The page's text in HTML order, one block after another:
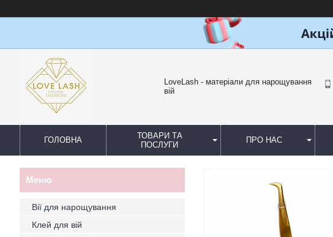
LoveLash - матеріали для нарощування
вій
ГОЛОВНА
ТОВАРИ ТА
ПОСЛУГИ
ПРО НАС
Вії для нарощування
Клей для вій